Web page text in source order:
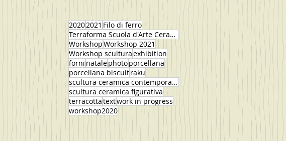
20202021 Filo di ferro
Terraforma Scuola d'Arte Ceramica
WorkshopWorkshop 2021
Workshop sculturaexhibition
forni natalephotoporcellana
porcellana biscuitraku
scultura ceramica contemporanea
scultura ceramica figurativa
terracottatextwork in progress
workshop2020